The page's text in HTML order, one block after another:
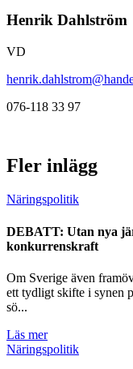
Henrik Dahlström
VD
076-118 33 97
Fler inlägg
Näringspolitik
DEBATT: Utan nya
konkurrenskraft
Om Sverige även
ett tydligt skifte i synen
sö...
Läs mer
Näringspolitik